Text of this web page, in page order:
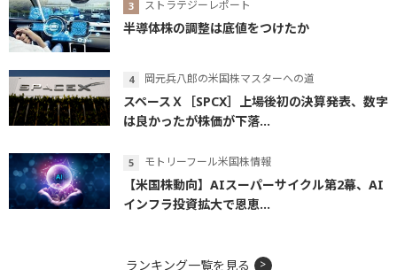
ストラテジーレポート
半導体株の調整は底値をつけたか
岡元兵八郎の米国株マスターへの道
スペースＸ［SPCX］上場後初の決算発表、数字
は良かったが株価が下落...
モトリーフール米国株情報
【米国株動向】AIスーパーサイクル第2幕、AI
インフラ投資拡大で恩恵...
ランキング一覧を見る